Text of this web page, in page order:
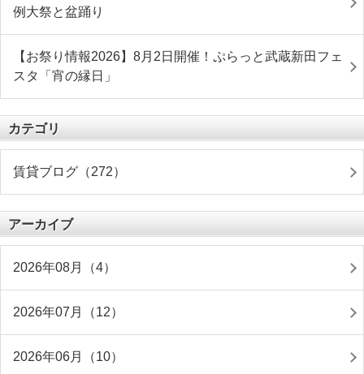
例大祭と盆踊り
【お祭り情報2026】8月2日開催！ぷらっと武蔵新田フェ
スタ「宵の縁日」
カテゴリ
賃貸ブログ（272）
アーカイブ
2026年08月（4）
2026年07月（12）
2026年06月（10）